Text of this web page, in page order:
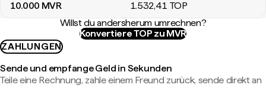
10.000 MVR 1.532,41 TOP
Willst du andersherum umrechnen?
Konvertiere TOP zu MVR
ZAHLUNGEN
Sende und empfange Geld in Sekunden
Teile eine Rechnung, zahle einem Freund zurück, sende direkt an